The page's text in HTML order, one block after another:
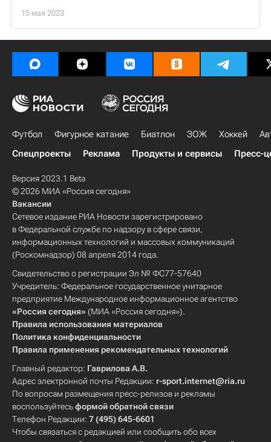
15 мая 2023
Футбол Фигурное катание Биатлон ЗОЖ Хоккей
Спецпроекты
Реклама Продукты и сервисы Пресс-
Версия 2023.1 Beta
© 2026 МИА «Россия сегодня»
Вакансии
Сетевое издание РИА Новости зарегистрировано
в Федеральной службе по надзору в сфере связи,
информационных технологий и массовых коммуникаций
(Роскомнадзор) 08 апреля 2014 года.
Свидетельство о регистрации Эл № ФС77-57640
Учредитель: Федеральное государственное унитарное
предприятие Международное информационное агентство
«Россия сегодня» (МИА «Россия сегодня»).
Правила использования материалов
Политика конфиденциальности
Правила применения рекомендательных технологий
Главный редактор: Гаврилова А.В.
Адрес электронной почты Редакции: r-sport.internet@ria.ru
По вопросам размещения пресс-релизов и рекламы
воспользуйтесьформой обратной связи
Телефон Редакции: 7 (495) 645-6601
Чтобы связаться с редакцией или сообщить обо всех